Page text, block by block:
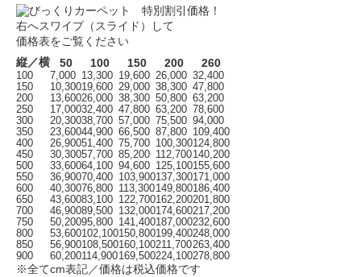
右へスワイプ（スライド）して
価格表をご覧ください
縦／横
50 100 150 200 260
100 7,000 13,300 19,600 26,000 32,400
150
10,30019,600 29,000 38,300 47,800
200
13,60026,000 38,300 50,800 63,200
250
17,00032,400 47,800 63,200
78,600
300
20,30038,700 57,000 75,500 94,000
350
23,60044,900 66,500 87,800 109,400
400
26,90051,400 75,700 100,300124,800
450
30,30057,700 85,200 112,700140,200
500
33,60064,100 94,600 125,100155,600
550
36,90070,400 103,900137,300171,000
600
40,30076,800 113,300149,800186,400
650
43,60083,100 122,700162,200201,800
700
46,90089,500 132,000174,600217,200
750
50,20095,800 141,400187,000232,600
800
53,600102,100150,800199,400248,000
850
56,900108,500160,100211,700263,400
900
60,200114,900169,500224,100278,800
※全てcm表記／価格は税込価格です